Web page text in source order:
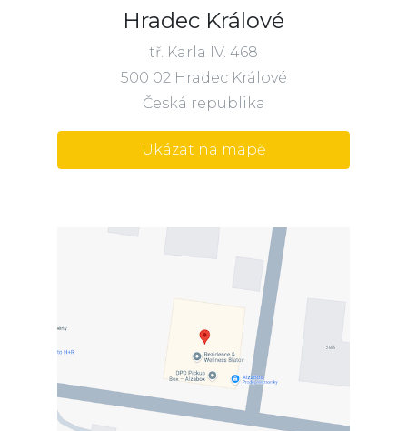
Hradec Králové
tř. Karla IV. 468
500 02 Hradec Králové
Česká republika
Ukázat na mapě